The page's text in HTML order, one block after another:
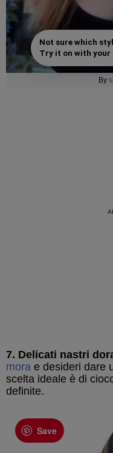
Not sure which
Try it on with your
By
7. Delicati nastri
mora e desideri dare
scelta ideale è di
definite.
Save